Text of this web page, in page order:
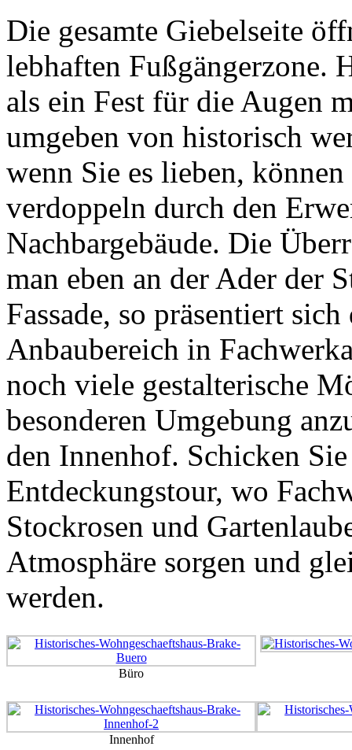
Die gesamte Giebelseite
lebhaften Fußgängerzone.
als ein Fest für die Augen
umgeben von historisch
wenn Sie es lieben,
verdoppeln durch den
Nachbargebäude. Die
man eben an der Ader der
Fassade, so präsentiert
Anbaubereich in
noch viele gestalterische
besonderen Umgebung
den Innenhof. Schicken
Entdeckungstour, wo
Stockrosen und
Atmosphäre sorgen und
werden.
Büro
Innenhof